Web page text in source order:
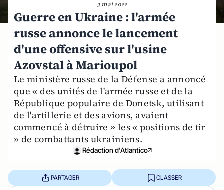
3 mai 2022
Guerre en Ukraine : l'armée
russe annonce le lancement
d'une offensive sur l'usine
Azovstal à Marioupol
Le ministère russe de la Défense a annoncé
que « des unités de l'armée russe et de la
République populaire de Donetsk, utilisant
de l'artillerie et des avions, avaient
commencé à détruire » les « positions de tir
» de combattants ukrainiens.
Rédaction d'Atlantico
PARTAGER CLASSER